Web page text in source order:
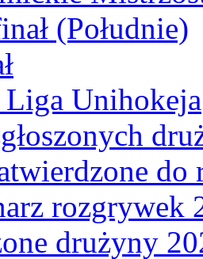
(Południe)
Liga Unihokeja
do
rozgrywek
drużyny